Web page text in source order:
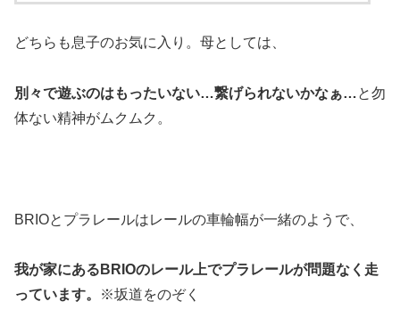
どちらも息子のお気に入り。母としては、
別々で遊ぶのはもったいない…繋げられないかなぁ…と勿
体ない精神がムクムク。
BRIOとプラレールはレールの車輪幅が一緒のようで、
我が家にあるBRIOのレール上でプラレールが問題なく走
っています。
※坂道をのぞく